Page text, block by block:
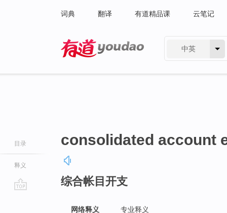
词典 翻译 有道精品课 云笔记
中英
目录
释义
consolidated account
综合帐目开支
网络释义 专业释义